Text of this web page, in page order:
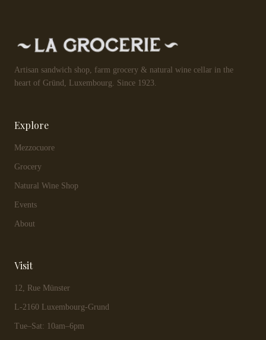
Artisan sandwich shop, farm grocery & natural wine cellar in the
heart of Gründ, Luxembourg. Since 1923.
Explore
Mezzocuore
Grocery
Natural Wine Shop
Events
About
Visit
12, Rue Münster
L-2160 Luxembourg-Grund
Tue–Sat: 10am–6pm